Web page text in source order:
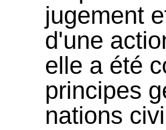
jugement
d'une
elle a été
principes
nations